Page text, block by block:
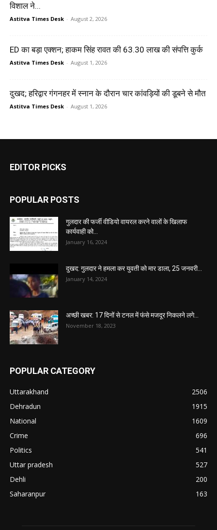
विशाल ने...
Astitva Times Desk - August 2, 2026
ED का बड़ा एक्शन; हाकम सिंह रावत की 63.30 लाख की संपत्ति कुर्क
Astitva Times Desk - August 1, 2026
दुखद; हरिद्वार गंगनहर में स्नान के दौरान चार कांवड़ियों की डूबने से मौत
Astitva Times Desk - August 1, 2026
EDITOR PICKS
POPULAR POSTS
गुलदार की फर्जी वीडियो वायरल करने वालों के खिलाफ
कार्यवाही को...
January 16, 2024
दुखद: गुलदार ने हमला कर युवती को मार डाला, 25 जनवरी...
January 14, 2024
अच्छी खबर: 17 दिनों से टनल में फंसे मजदूर निकलने लगे...
November 18, 2023
POPULAR CATEGORY
Uttarakhand
2506
Dehradun
1915
National
1609
Crime
696
Politics
541
Uttar pradesh
527
Dehli
200
Saharanpur
163